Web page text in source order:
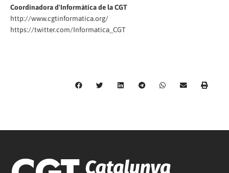
Coordinadora d'Informàtica de la CGT
http://www.cgtinformatica.org/
https://twitter.com/Informatica_CGT